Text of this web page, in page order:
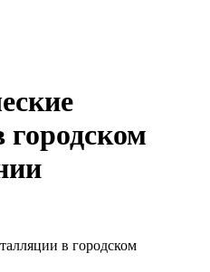
городском
в городском